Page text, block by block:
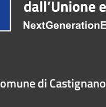
di Castignano